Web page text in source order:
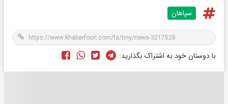
سپاهان
با دوستان خود به اشتراک بگذارید: